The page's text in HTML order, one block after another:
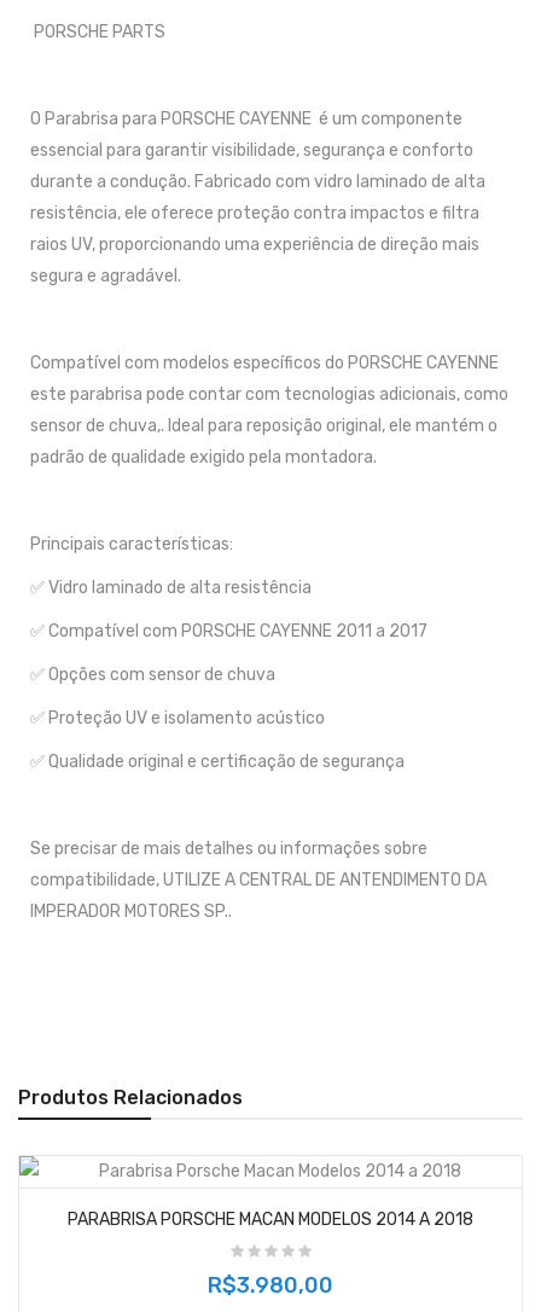
PORSCHE PARTS
O Parabrisa para PORSCHE CAYENNE é um componente
essencial para garantir visibilidade, segurança e conforto
durante a condução. Fabricado com vidro laminado de alta
resistência, ele oferece proteção contra impactos e filtra
raios UV, proporcionando uma experiência de direção mais
segura e agradável.
Compatível com modelos específicos do PORSCHE CAYENNE
este parabrisa pode contar com tecnologias adicionais, como
sensor de chuva,. Ideal para reposição original, ele mantém o
padrão de qualidade exigido pela montadora.
Principais características:
✅ Vidro laminado de alta resistência
✅ Compatível com PORSCHE CAYENNE 2011 a 2017
✅ Opções com sensor de chuva
✅ Proteção UV e isolamento acústico
✅ Qualidade original e certificação de segurança
Se precisar de mais detalhes ou informações sobre
compatibilidade, UTILIZE A CENTRAL DE ANTENDIMENTO DA
IMPERADOR MOTORES SP..
Produtos Relacionados
PARABRISA PORSCHE MACAN MODELOS 2014 A 2018
R$3.980,00